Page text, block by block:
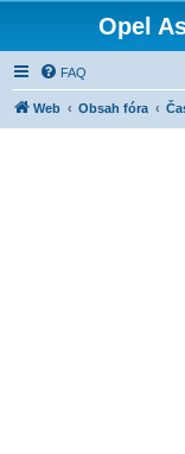
Opel
FAQ
Web Obsah fóra